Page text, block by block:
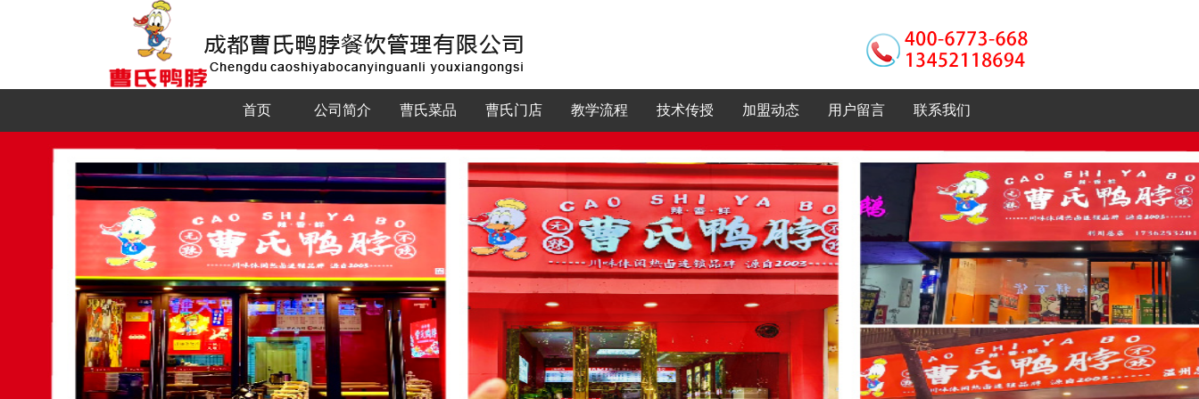
首页 公司简介 曹氏菜品 曹氏门店 教学流程 技术传授 加盟动态 用户留言 联系我们